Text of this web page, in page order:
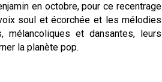
en octobre, pour ce recentrage
soul et écorchée et les mélodies
mélancoliques et dansantes, leurs
la planète pop.